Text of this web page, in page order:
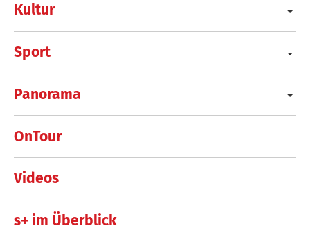
Kultur
Sport
Panorama
OnTour
Videos
s+ im Überblick